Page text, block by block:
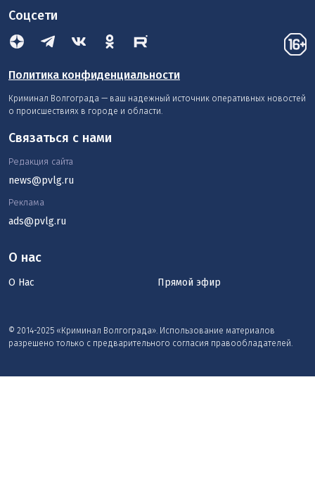
Соцсети
Политика конфиденциальности
Криминал Волгограда — ваш надежный источник оперативных новостей
о происшествиях в городе и области.
О нас
О Нас Прямой эфир
© 2014-2025 «Криминал Волгограда». Использование материалов
разрешено только с предварительного согласия правообладателей.
Связаться с нами
Редакция сайта
news@pvlg.ru
Реклама
ads@pvlg.ru